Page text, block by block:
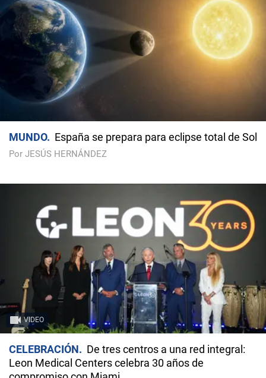
MUNDO España se prepara para eclipse total de Sol
Por JESÚS HERNÁNDEZ
VIDEO
CELEBRACIÓN
De tres centros a una red integral:
Leon Medical Centers celebra 30 años de